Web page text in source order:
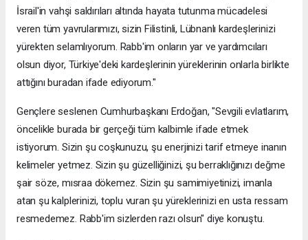
İsrail'in vahşi saldırıları altında hayata tutunma mücadelesi
veren tüm yavrularımızı, sizin Filistinli, Lübnanlı kardeşlerinizi
yürekten selamlıyorum. Rabb'im onların yar ve yardımcıları
olsun diyor, Türkiye'deki kardeşlerinin yüreklerinin onlarla birlikte
attığını buradan ifade ediyorum."
Gençlere seslenen Cumhurbaşkanı Erdoğan, "Sevgili evlatlarım,
öncelikle burada bir gerçeği tüm kalbimle ifade etmek
istiyorum. Sizin şu coşkunuzu, şu enerjinizi tarif etmeye inanın
kelimeler yetmez. Sizin şu güzelliğinizi, şu berraklığınızı değme
şair söze, mısraa dökemez. Sizin şu samimiyetinizi, imanla
atan şu kalplerinizi, toplu vuran şu yüreklerinizi en usta ressam
resmedemez. Rabb'im sizlerden razı olsun" diye konuştu.